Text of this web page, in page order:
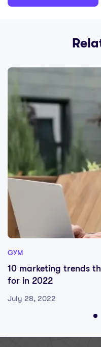
GYM
10 marketing trends
for in 2022
July 28, 2022